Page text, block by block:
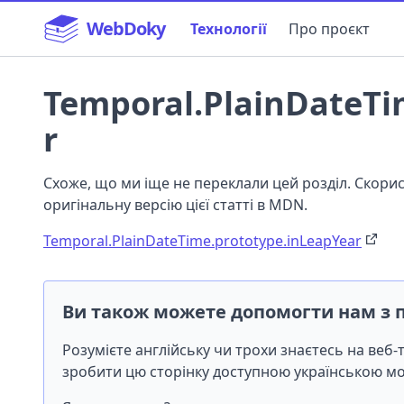
WebDoky Технології Про проєкт
r
Схоже, що ми іще не переклали цей розділ.
оригінальну версію цієї статті в MDN.
Temporal.PlainDateTime.prototype.inLeapYear
Ви також можете допомогти нам з
Розумієте англійську чи трохи знаєтесь на
зробити цю сторінку доступною українською